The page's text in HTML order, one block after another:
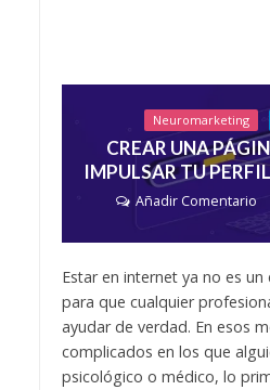
Neuromarketing
CREAR UNA
IMPULSAR TU
Añadir Comentario
Estar en internet ya no es
para que cualquier
ayudar de verdad. En esos
complicados en los que
psicológico o médico, lo